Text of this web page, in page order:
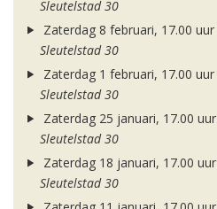
Sleutelstad 30
Zaterdag 8 februari, 17.00 uur
Sleutelstad 30
Zaterdag 1 februari, 17.00 uur
Sleutelstad 30
Zaterdag 25 januari, 17.00 uur
Sleutelstad 30
Zaterdag 18 januari, 17.00 uur
Sleutelstad 30